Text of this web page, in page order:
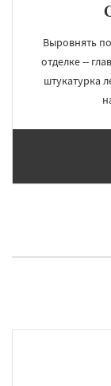
Выровнять
отделке --
штукатурка